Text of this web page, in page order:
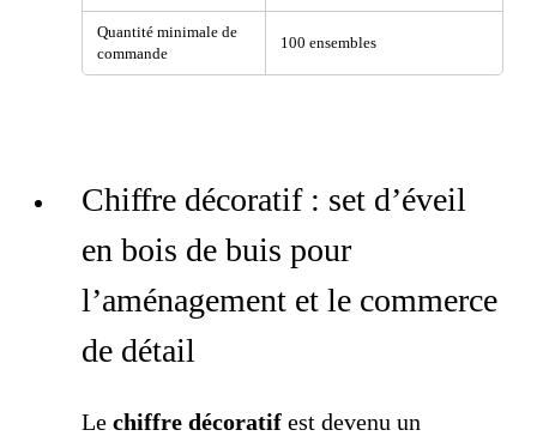
Quantité minimale de
commande
100 ensembles
Chiffre décoratif : set d’éveil
en bois de buis pour
l’aménagement et le commerce
de détail
Le chiffre décoratif est devenu un